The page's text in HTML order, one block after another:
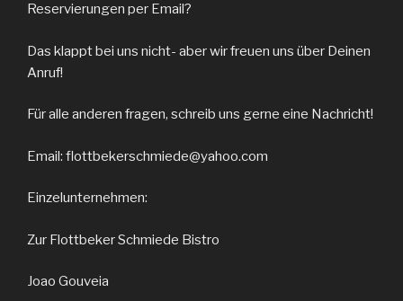
Reservierungen per Email?
Das klappt bei uns nicht- aber wir freuen uns über Deinen
Anruf!
Für alle anderen fragen, schreib uns gerne eine Nachricht!
Email: flottbekerschmiede@yahoo.com
Einzelunternehmen:
Zur Flottbeker Schmiede Bistro
Joao Gouveia